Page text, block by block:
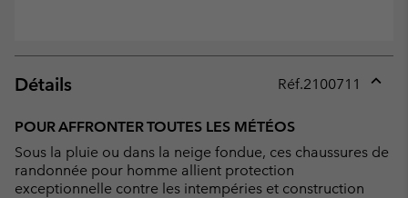
Détails Réf.2100711
POUR AFFRONTER TOUTES LES MÉTÉOS
Sous la pluie ou dans la neige fondue, ces chaussures de
randonnée pour homme allient protection
exceptionnelle contre les intempéries et construction